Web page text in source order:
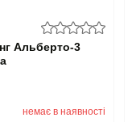
Альберто-3
немає в наявності